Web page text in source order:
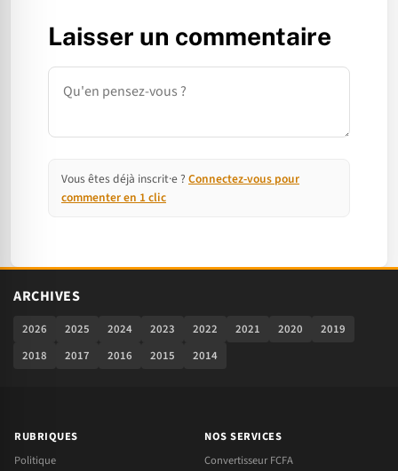
Laisser un commentaire
Commentaire
Vous êtes déjà inscrit·e ? Connectez-vous pour
commenter en 1 clic
ARCHIVES
2026 2025 2024 2023 2022 2021 2020
2019
2018
2017 2016 2015 2014
RUBRIQUES
Politique
NOS SERVICES
Convertisseur FCFA